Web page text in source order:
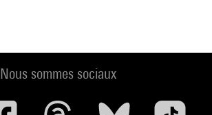
Nous sommes sociaux